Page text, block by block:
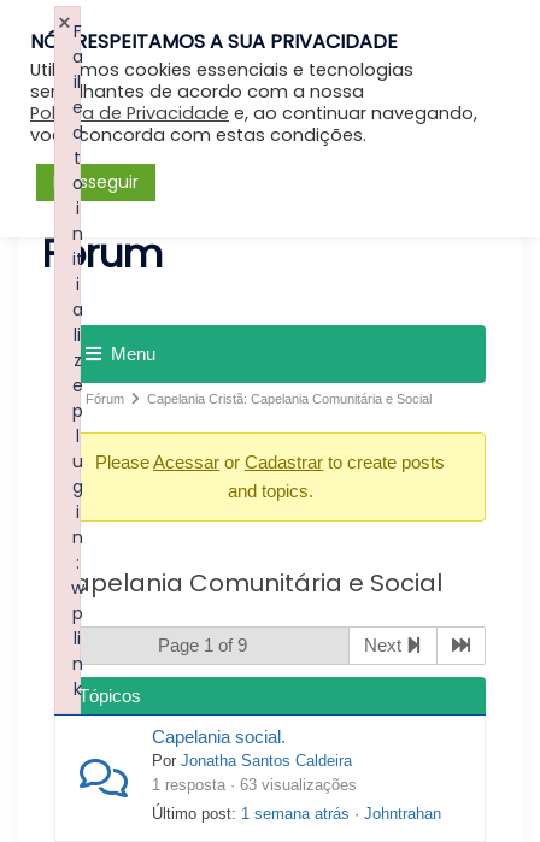
Entrar
Forum
Menu
Fórum Capelania Cristã: Capelania Comunitária e Social
PleaseAcessar or Cadastrar to create posts
and topics.
Capelania Comunitária e Social
Page 1 of 9 Next
Tópicos
Capelania social.
Por Jonatha Santos Caldeira
1 resposta · 63 visualizações
Último post: 1 semana atrás · Johntrahan
NÓS RESPEITAMOS A SUA PRIVACIDADE
Utilizamos cookies essenciais e tecnologias
semelhantes de acordo com a nossa
Política de Privacidade e, ao continuar navegando,
você concorda com estas condições.
Prosseguir
F
a
il
e
d
t
o
i
n
it
i
a
li
z
e
p
l
u
g
i
n
:
w
p
li
n
k
×
Failed to initialize plugin: wplink